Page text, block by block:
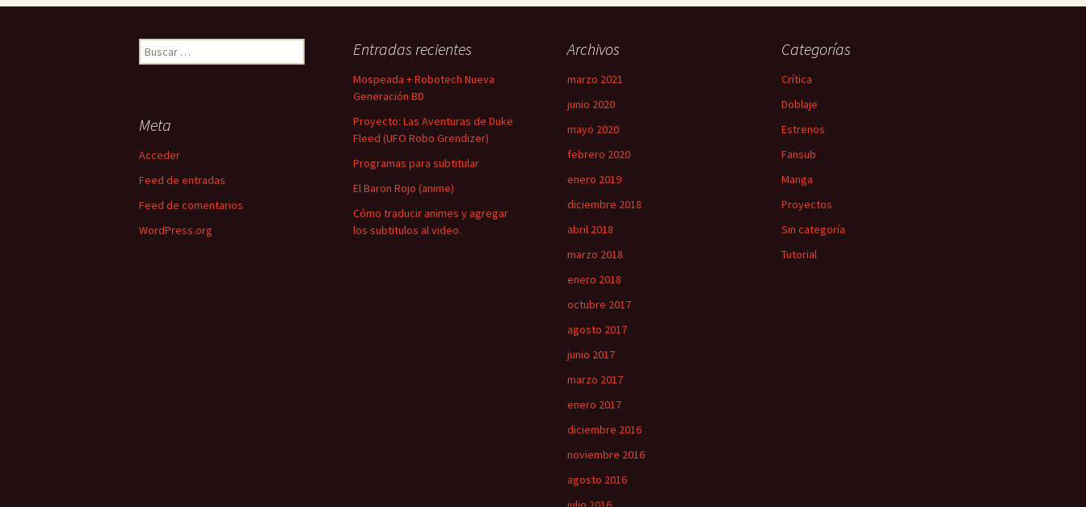
Buscar: Entradas recientes
Mospeada + Robotech Nueva
Generación BD
Proyecto: Las Aventuras de Duke
Fleed (UFO Robo Grendizer)
Programas para subtitular
El Baron Rojo (anime)
Cómo traducir animes y agregar
los subtitulos al video.
Archivos
marzo 2021
junio 2020
mayo 2020
febrero 2020
enero 2019
diciembre 2018
abril 2018
marzo 2018
enero 2018
octubre 2017
agosto 2017
junio 2017
marzo 2017
enero 2017
diciembre 2016
noviembre 2016
agosto 2016
Categorías
Crítica
Doblaje
Estrenos
Fansub
Manga
Proyectos
Sin categoría
Tutorial
Meta
Acceder
Feed de entradas
Feed de comentarios
WordPress.org